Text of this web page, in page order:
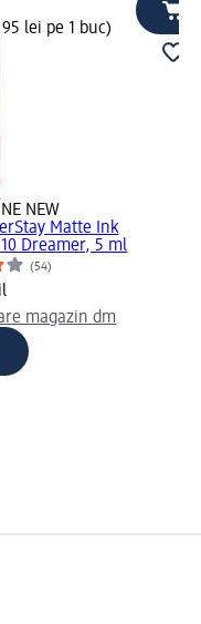
lei pe 1 buc)
NEW
Matte Ink
Dreamer, 5 ml
(54)
magazin dm